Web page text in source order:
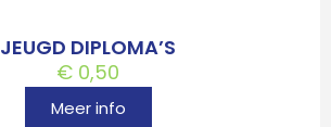
JEUGD DIPLOMA’S
€ 0,50
Meer info